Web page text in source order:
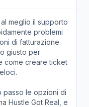
meglio il supporto
problemi
di fatturazione.
giusto per
come creare ticket
passo le opzioni di
Hustle Got Real, e